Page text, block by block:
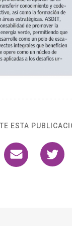
ESTA